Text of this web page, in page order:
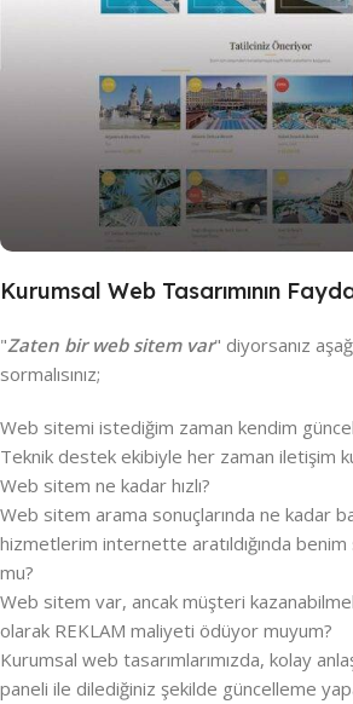
Kurumsal Web Tasarımının
"Zaten bir web sitem var" diyorsanız
sormalısınız;
Web sitemi istediğim zaman kendim
Teknik destek ekibiyle her zaman iletişim
Web sitem ne kadar hızlı?
Web sitem arama sonuçlarında ne kadar
hizmetlerim internette aratıldığında
mu?
Web sitem var, ancak müşteri
olarak REKLAM maliyeti ödüyor muyum?
Kurumsal web tasarımlarımızda, kolay
paneli ile dilediğiniz şekilde güncelleme